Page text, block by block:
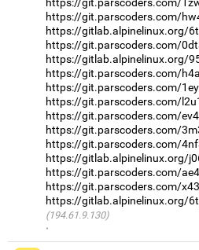
https://git.parscoders.com/
https://gitlab.alpinelinux.org/
https://git.parscoders.com/
https://gitlab.alpinelinux.org/
https://git.parscoders.com/
https://git.parscoders.com/
https://git.parscoders.com/
https://git.parscoders.com/
https://git.parscoders.com/
https://git.parscoders.com/
https://gitlab.alpinelinux.org/
https://git.parscoders.com/
https://git.parscoders.com/
https://gitlab.alpinelinux.org/
(194.61.9.130)
·